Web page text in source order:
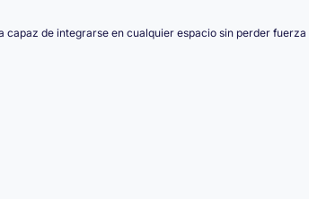
de integrarse en cualquier espacio sin perder fuerza